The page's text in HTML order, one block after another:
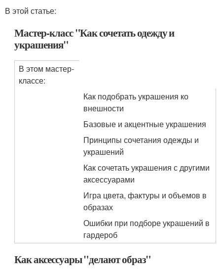
В этой статье:
Мастер-класс "Как сочетать одежду и
украшения"
В этом мастер-
классе:
Как подобрать украшения ко
внешности
Базовые и акцентные украшения
Принципы сочетания одежды и
украшений
Как сочетать украшения с другими
аксессуарами
Игра цвета, фактуры и объемов в
образах
Ошибки при подборе украшений в
гардероб
Как аксессуары "делают образ"